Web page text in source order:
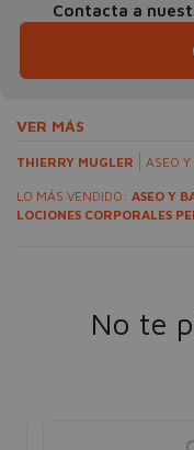
Contacta a
VER MÁS
THIERRY MUGLER ASEO
LO MÁS VENDIDO: ASEO Y
LOCIONES CORPORALES
No te